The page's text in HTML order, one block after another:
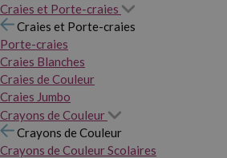
Craies et Porte-craies
Craies et Porte-craies
Porte-craies
Craies Blanches
Craies de Couleur
Craies Jumbo
Crayons de Couleur
Crayons de Couleur
Crayons de Couleur Scolaires